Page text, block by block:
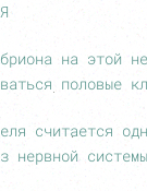
на этой
половые
считается
нервной